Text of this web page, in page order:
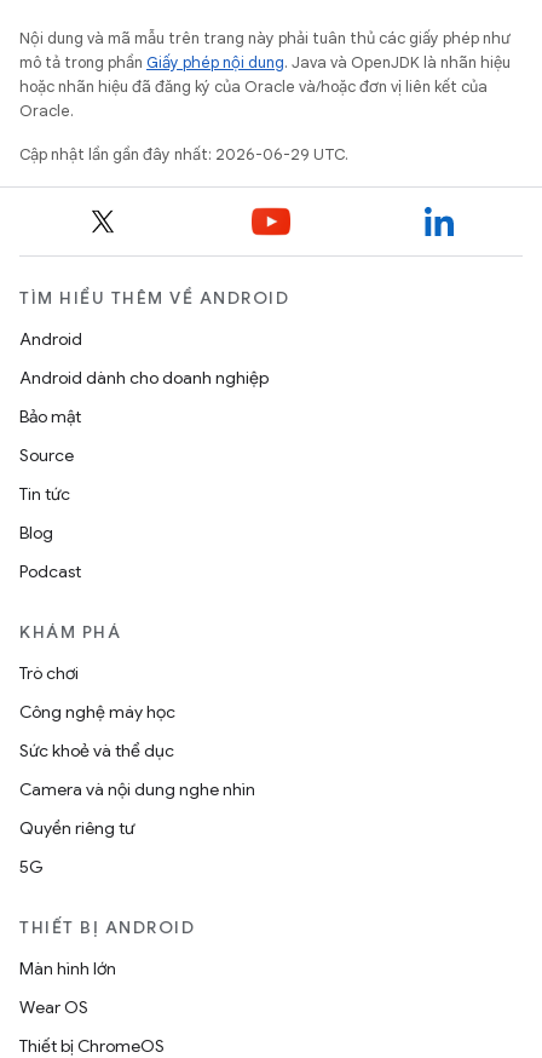
Nội dung và mã mẫu trên trang này phải tuân thủ các giấy phép như
mô tả trong phần Giấy phép nội dung. Java và OpenJDK là nhãn hiệu
hoặc nhãn hiệu đã đăng ký của Oracle và/hoặc đơn vị liên kết của
Oracle.
Cập nhật lần gần đây nhất: 2026-06-29 UTC.
TÌM HIỂU THÊM VỀ ANDROID
Android
Android dành cho doanh nghiệp
Bảo mật
Source
Tin tức
Blog
Podcast
KHÁM PHÁ
Trò chơi
Công nghệ máy học
Sức khoẻ và thể dục
Camera và nội dung nghe nhìn
Quyền riêng tư
5G
THIẾT BỊ ANDROID
Màn hình lớn
Wear OS
Thiết bị ChromeOS